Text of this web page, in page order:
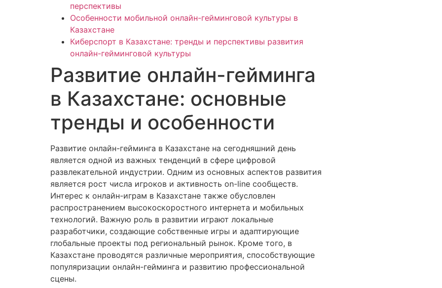
перспективы
Особенности мобильной онлайн-гейминговой культуры в
Казахстане
Киберспорт в Казахстане: тренды и перспективы развития
онлайн-гейминговой культуры
Развитие онлайн-гейминга
в Казахстане: основные
тренды и особенности
Развитие онлайн-гейминга в Казахстане на сегодняшний день
является одной из важных тенденций в сфере цифровой
развлекательной индустрии. Одним из основных аспектов развития
является рост числа игроков и активность on-line сообществ.
Интерес к онлайн-играм в Казахстане также обусловлен
распространением высокоскоростного интернета и мобильных
технологий. Важную роль в развитии играют локальные
разработчики, создающие собственные игры и адаптирующие
глобальные проекты под региональный рынок. Кроме того, в
Казахстане проводятся различные мероприятия, способствующие
популяризации онлайн-гейминга и развитию профессиональной
сцены.